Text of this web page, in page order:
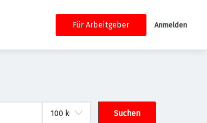
Für Arbeitgeber Anmelden
Suchen